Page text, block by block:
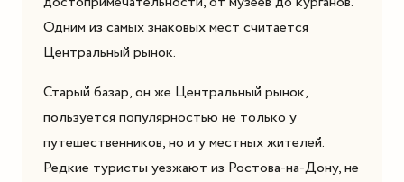
Одним из самых знаковых мест считается
Центральный рынок.
Старый базар, он же Центральный рынок,
пользуется популярностью не только у
путешественников, но и у местных жителей.
Редкие туристы уезжают из Ростова-на-Дону, не